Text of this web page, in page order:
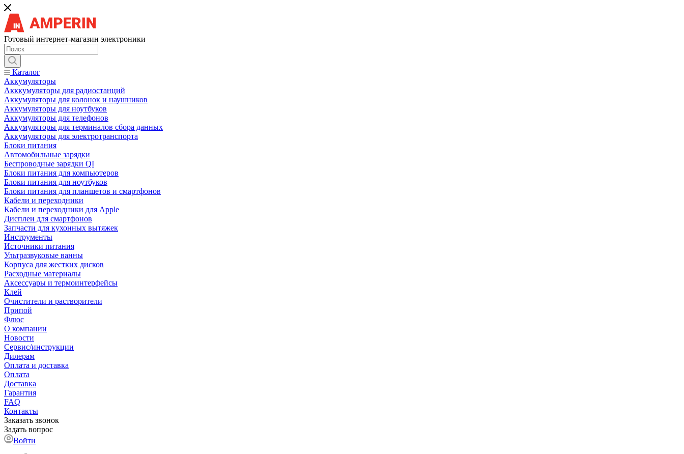
Готовый интернет-магазин электроники
Каталог
Аккумуляторы
Акккумуляторы для радиостанций
Аккумуляторы для колонок и наушников
Аккумуляторы для ноутбуков
Аккумуляторы для телефонов
Аккумуляторы для терминалов сбора данных
Аккумуляторы для электротранспорта
Блоки питания
Автомобильные зарядки
Беспроводные зарядки QI
Блоки питания для компьютеров
Блоки питания для ноутбуков
Блоки питания для планшетов и смартфонов
Кабели и переходники
Кабели и переходники для Apple
Дисплеи для смартфонов
Запчасти для кухонных вытяжек
Инструменты
Источники питания
Ультразвуковые ванны
Корпуса для жестких дисков
Расходные материалы
Аксессуары и термоинтерфейсы
Клей
Очистители и растворители
Припой
Флюс
О компании
Новости
Сервис/инструкции
Дилерам
Оплата и доставка
Оплата
Доставка
Гарантия
FAQ
Контакты
Заказать звонок
Задать вопрос
Войти